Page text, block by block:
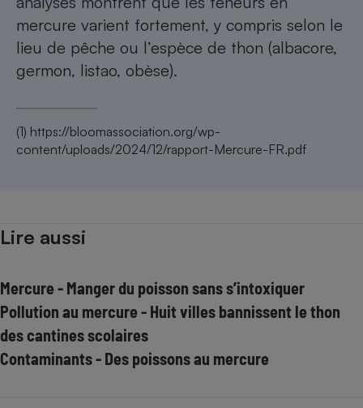
mercure varient fortement, y compris selon le
lieu de pêche ou l’espèce de thon (albacore,
germon, listao, obèse).
(1) https://bloomassociation.org/wp-
content/uploads/2024/12/rapport-Mercure-FR.pdf
Lire aussi
Mercure - Manger du poisson sans s’intoxiquer
Pollution au mercure - Huit villes bannissent le thon
des cantines scolaires
Contaminants - Des poissons au mercure